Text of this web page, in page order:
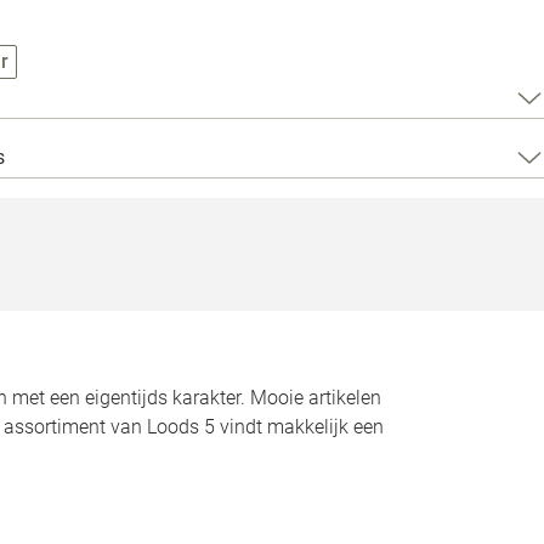
Alle
een eigentijds karakter. Mooie artikelen
van Loods 5 vindt makkelijk een